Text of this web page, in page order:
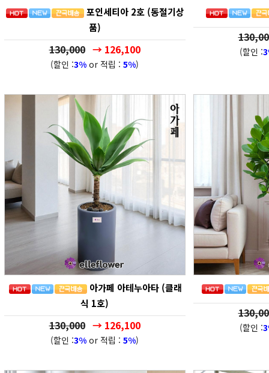
포인세티아 2호 (동절기상
품)
130,000 → 126,100
(할인 :3% or 적립 : 5%)
(할인 :
아가페 아테누아타 (클래
식 1호)
130,000 → 126,100
(할인 :3% or 적립 : 5%)
(할인 :